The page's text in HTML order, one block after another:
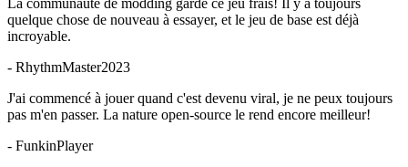
quelque chose de nouveau à essayer, et le jeu de base est déjà
incroyable.
- RhythmMaster2023
J'ai commencé à jouer quand c'est devenu viral, je ne peux toujours
pas m'en passer. La nature open-source le rend encore meilleur!
- FunkinPlayer